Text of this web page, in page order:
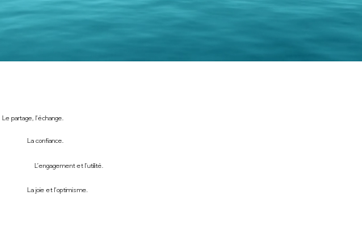
Le partage, l’échange.
La confiance.
L’engagement et l’utilité.
La joie et l’optimisme.